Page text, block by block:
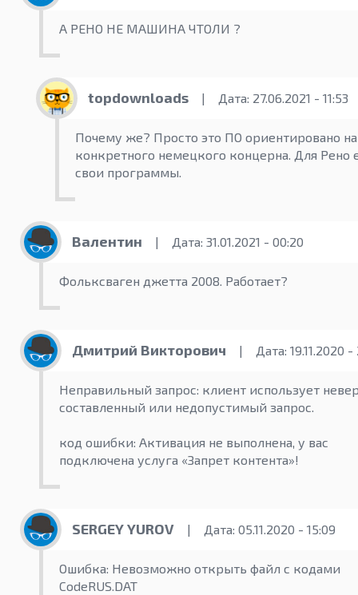
А РЕНО НЕ МАШИНА ЧТОЛИ ?
topdownloads | Дата: 27.06.2021 - 11:53
Почему же? Просто это ПО ориентировано на
конкретного немецкого концерна. Для Рено
свои программы.
Валентин | Дата: 31.01.2021 - 00:20
Фольксваген джетта 2008. Работает?
Дмитрий Викторович | Дата: 19.11.2020
Неправильный запрос: клиент использует
составленный или недопустимый запрос.
код ошибки: Активация не выполнена, у вас
подключена услуга «Запрет контента»!
SERGEY YUROV | Дата: 05.11.2020 - 15:09
Ошибка: Невозможно открыть файл с кодами
CodeRUS.DAT